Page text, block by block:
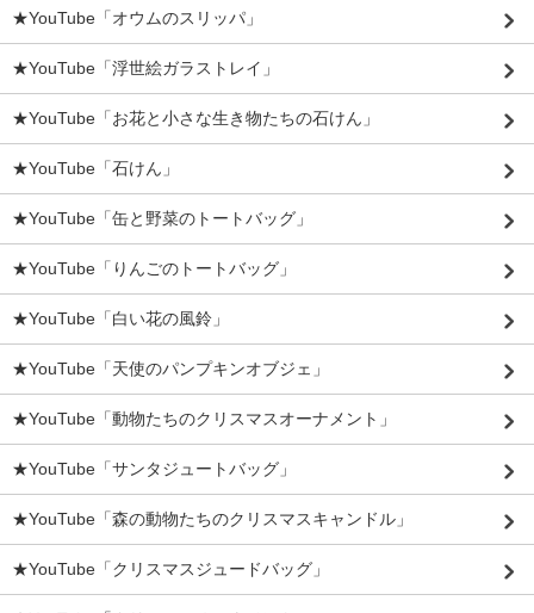
★YouTube「オウムのスリッパ」
★YouTube「浮世絵ガラストレイ」
★YouTube「お花と小さな生き物たちの石けん」
★YouTube「石けん」
★YouTube「缶と野菜のトートバッグ」
★YouTube「りんごのトートバッグ」
★YouTube「白い花の風鈴」
★YouTube「天使のパンプキンオブジェ」
★YouTube「動物たちのクリスマスオーナメント」
★YouTube「サンタジュートバッグ」
★YouTube「森の動物たちのクリスマスキャンドル」
★YouTube「クリスマスジュードバッグ」